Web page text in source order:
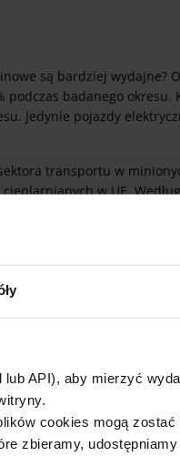
API), aby mierzyć
cookies mogą
zbieramy,
są bardziej wydajne?
podczas badanego
Jedynie pojazdy
transportu w
w UE.
cieplarnianych wzrosły